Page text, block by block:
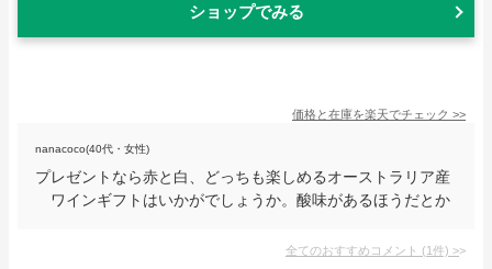
ショップでみる
価格と在庫を楽天でチェック >>
nanacoco(40代・女性)
プレゼントなら赤と白、どっちも楽しめるオーストラリア産
ワインギフトはいかがでしょうか。酸味があるほうだとか
全てのおすすめコメント (1件) >